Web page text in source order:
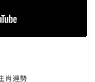
肖運勢